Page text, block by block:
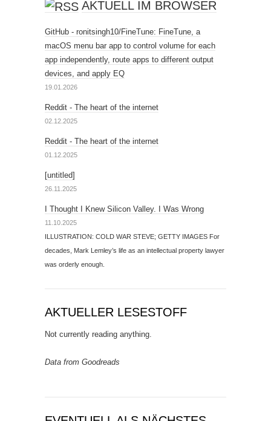
AKTUELL IM BROWSER
GitHub - ronitsingh10/FineTune: FineTune, a
macOS menu bar app to control volume for each
app independently, route apps to different output
devices, and apply EQ
19.01.2026
Reddit - The heart of the internet
02.12.2025
Reddit - The heart of the internet
01.12.2025
[untitled]
26.11.2025
I Thought I Knew Silicon Valley. I Was Wrong
11.10.2025
ILLUSTRATION: COLD WAR STEVE; GETTY IMAGES For
decades, Mark Lemley’s life as an intellectual property lawyer
was orderly enough.
AKTUELLER LESESTOFF
Not currently reading anything.
Data from Goodreads